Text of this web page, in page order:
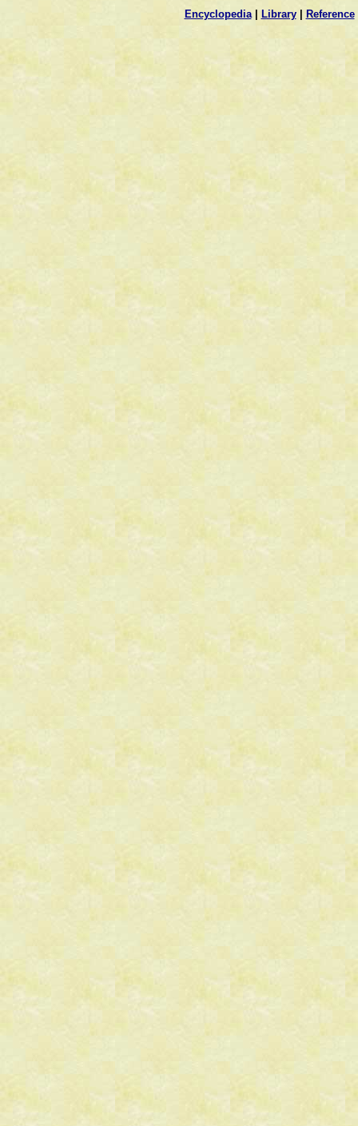
Encyclopedia| Library| Reference